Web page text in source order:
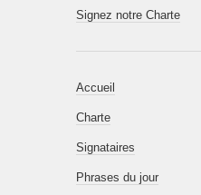
Signez notre Charte
Accueil
Charte
Signataires
Phrases du jour